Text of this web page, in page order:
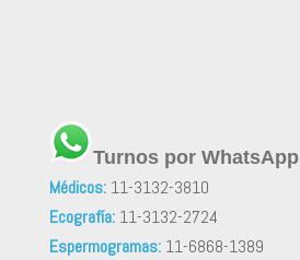
Turnos por WhatsApp
Médicos: 11-3132-3810
Ecografía: 11-3132-2724
Espermogramas: 11-6868-1389